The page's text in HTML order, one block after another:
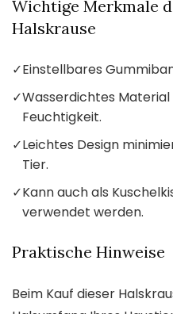
Wichtige Merkmale
Halskrause
✓Einstellbares
✓Wasserdichtes
Feuchtigkeit.
✓Leichtes Design
Tier.
✓Kann auch als
verwendet werden.
Praktische Hinweise
Beim Kauf dieser